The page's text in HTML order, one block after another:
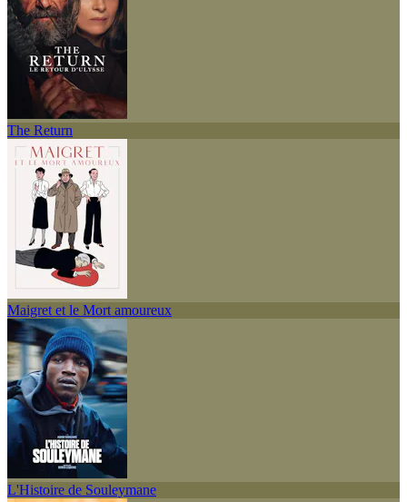
The Return
Maigret et le Mort amoureux
L'Histoire de Souleymane